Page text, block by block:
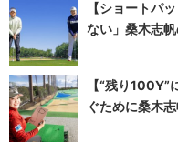
【ショートパ
ない」桑木志
【“残り
ぐために桑木